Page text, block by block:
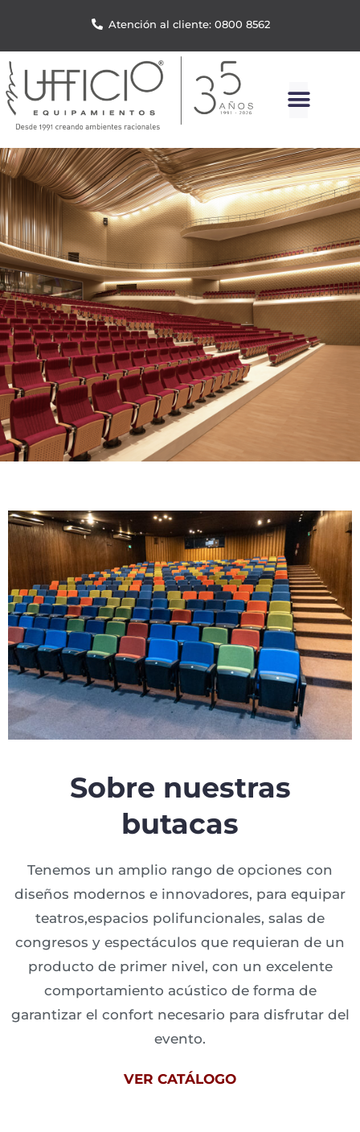
Atención al cliente: 0800 8562
Sobre nuestras
butacas
Tenemos un amplio rango de opciones con
diseños modernos e innovadores, para equipar
teatros,espacios polifuncionales, salas de
congresos y espectáculos que requieran de un
producto de primer nivel, con un excelente
comportamiento acústico de forma de
garantizar el confort necesario para disfrutar del
evento.
VER CATÁLOGO